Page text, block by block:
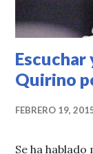
Quirino
FEBRERO 19,
Se ha